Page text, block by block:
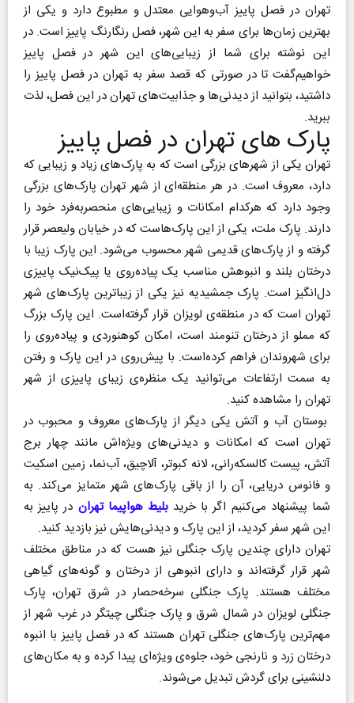
تهران در فصل پاییز آب‌وهوایی معتدل و مطبوع دارد و یکی از
بهترین زمان‌ها برای سفر به این شهر، فصل رنگارنگ پاییز است. در
این نوشته برای شما از زیبایی‌های این شهر در فصل پاییز
خواهیم‌گفت تا در صورتی که قصد سفر به تهران در فصل پاییز را
داشتید، بتوانید از دیدنی‌ها و جذابیت‌های تهران در این فصل، لذت
ببرید.
پارک‌ های تهران در فصل پاییز
تهران یکی از شهرهای بزرگی است که به پارک‌های زیاد و زیبایی که
دارد، معروف است. در هر منطقه‌ای از شهر تهران پارک‌های بزرگی
وجود دارد که هرکدام امکانات و زیبایی‌های منحصربه‌فرد خود را
دارند. پارک ملت، یکی از این پارک‌هاست که در خیابان ولیعصر قرار
گرفته و از پارک‌های قدیمی شهر محسوب می‌شود. این پارک زیبا با
درختان بلند و انبوهش مناسب یک پیاده‌روی یا پیک‌نیک پاییزی
دل‌انگیز است. پارک جمشیدیه نیز یکی از زیباترین پارک‌های شهر
تهران است که در منطقه‌ی لویزان قرار گرفته‌است. این پارک بزرگ
که مملو از درختان تنومند است، امکان کوهنوردی و پیاده‌روی را
برای شهروندان فراهم کرده‌است. با پیش‌روی در این پارک و رفتن
به سمت ارتفاعات می‌توانید یک منظره‌ی زیبای پاییزی از شهر
تهران را مشاهده کنید.
بوستان آب و آتش یکی دیگر از پارک‌های معروف و محبوب در
تهران است که امکانات و دیدنی‌های ویژه‌اش مانند چهار برج
آتش، پیست کالسکه‌رانی، لانه کبوتر، آلاچیق، آب‌نما، زمین اسکیت
و فانوس دریایی، آن را از باقی پارک‌های شهر متمایز می‌کند. به
شما پیشنهاد می‌کنیم اگر با خریدبلیط هواپیما تهران در پاییز به
این شهر سفر کردید، از این پارک و دیدنی‌هایش نیز بازدید کنید.
تهران دارای چندین پارک جنگلی نیز هست که در مناطق مختلف
شهر قرار گرفته‌اند و دارای انبوهی از درختان و گونه‌های گیاهی
مختلف هستند. پارک جنگلی سرخه‌حصار در شرق تهران، پارک
جنگلی لویزان در شمال شرق و پارک جنگلی چیتگر در غرب شهر از
مهم‌ترین پارک‌های جنگلی تهران هستند که در فصل پاییز با انبوه
درختان زرد و نارنجی خود، جلوه‌ی ویژه‌ای پیدا کرده و به مکان‌های
دلنشینی برای گردش تبدیل می‌شوند.